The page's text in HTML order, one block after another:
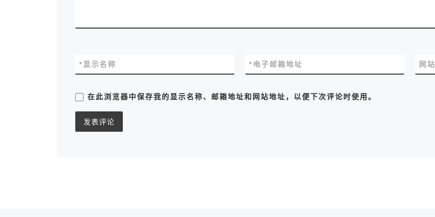
显示名称
* 电子邮箱地址
* 网
在此浏览器中保存我的显示名称、邮箱地址和网站地址，以便下次评论时使用。